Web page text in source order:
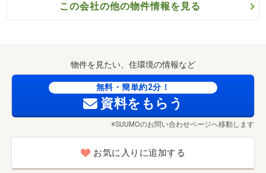
この会社の他の物件情報を見る
物件を見たい、住環境の情報など
無料・簡単約2分！
資料をもらう
※SUUMOのお問い合わせページへ移動します
お気に入りに追加する